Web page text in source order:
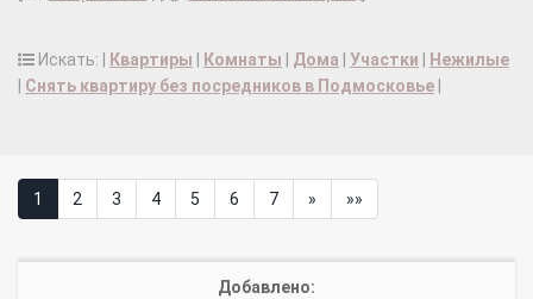
Искать: | Квартиры Комнаты Дома Участки
Нежилые
Снять квартиру без посредников в Подмосковье
1 2 3 4 5 6 7 » »»
Добавлено: